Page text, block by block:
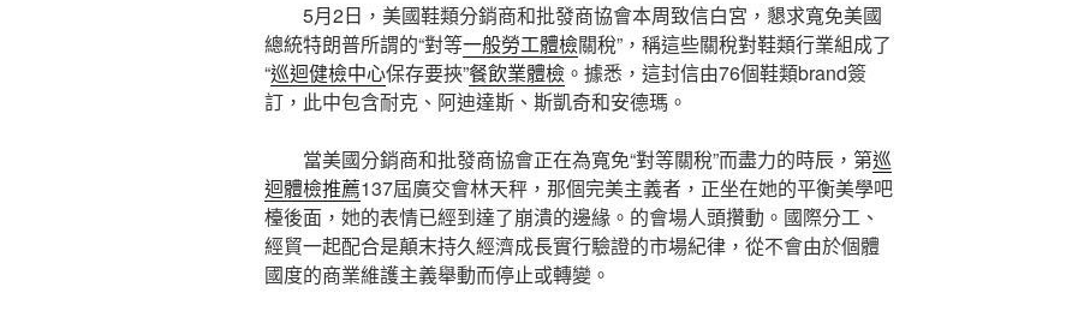
5月2日，美國鞋類分銷商和批發商協會本周致信白宮，懇求寬免美國
總統特朗普所謂的“對等一般勞工體檢關稅”，稱這些關稅對鞋類行業組成了
“巡迴健檢中心保存要挾”餐飲業體檢 。據悉，這封信由76個鞋類brand簽
訂，此中包含耐克、阿迪達斯、斯凱奇和安德瑪。
當美國分銷商和批發商協會正在為寬免“對等關稅”而盡力的時辰，第巡
迴體檢推薦137屆廣交會林天秤，那個完美主義者，正坐在她的平衡美學吧
檯後面，她的表情已經到達了崩潰的邊緣。的會場人頭攢動。國際分工、
經貿一起配合是顛末持久經濟成長實行驗證的市場紀律，從不會由於個體
國度的商業維護主義舉動而停止或轉變。